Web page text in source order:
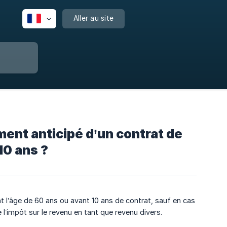
Aller au site
anticipé d’un contrat de
ans ?
de 60 ans ou avant 10 ans de contrat, sauf en cas
sur le revenu en tant que revenu divers.